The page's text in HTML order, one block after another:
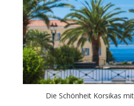
Die Schönheit Korsikas